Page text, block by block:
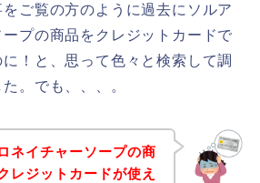
ご覧の方のように過去にソルア
プの商品をクレジットカードで
！と、思って色々と検索して調
。でも、、、。
ネイチャーソープの商
レジットカードが使え